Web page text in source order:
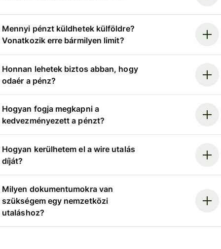
Mennyi pénzt küldhetek külföldre?
Vonatkozik erre bármilyen limit?
Honnan lehetek biztos abban, hogy
odaér a pénz?
Hogyan fogja megkapni a
kedvezményezett a pénzt?
Hogyan kerülhetem el a wire utalás
díját?
Milyen dokumentumokra van
szükségem egy nemzetközi
utaláshoz?